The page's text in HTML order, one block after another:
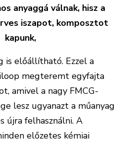
anyaggá válnak, hisz a
iszapot, komposztot
kapunk,
is előállítható. Ezzel a
megteremt egyfajta
amivel a nagy FMCG-
lesz ugyanazt a műanyag
újra felhasználni. A
előzetes kémiai